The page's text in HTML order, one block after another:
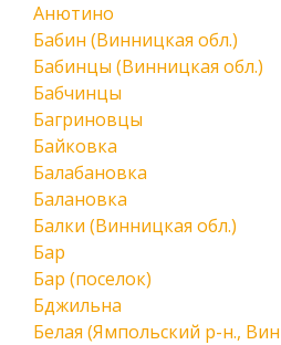
Анютино
Бабин (Винницкая обл.)
Бабинцы (Винницкая обл.)
Бабчинцы
Багриновцы
Байковка
Балабановка
Балановка
Балки (Винницкая обл.)
Бар
Бар (поселок)
Бджильна
Белая (Ямпольский р-н.,